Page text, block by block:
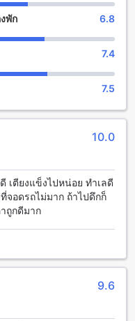
กทุกวัน ทำให้คุณได้พัก
ะเรียบร้อย
ทู เชียงราย ไนท์ บาร์ซา
ดเจ็ท โฮเทล มีสิ่งอำนวย
อดรถในสถานที่ ซึ่งสะดวก
ใช้บริการที่จอดรถได้ฟรี
ยงราย ไนท์ บาร์ซา บูติค
เจ็ท โฮเทล มีสิ่งอำนวย
ามเป็นส่วนตัวสำหรับผู้
ากาศที่สามารถควบคุม
ยังมีหนังสือพิมพ์รายวันที่
ารล่าสุดได้ สำหรับผู้ที่
าพัก โรงแรมมีเครื่องเป่า
มีมินิบาร์และตู้เย็นเพื่อให้
รสดไว้ในห้องพักได้
พัก 6.8
7.4
7.5
10.0
เตียงแข็งไปหน่อย ทำเลดี
จอดรถไม่มาก ถ้าไปดึกก็
ถูกดีมาก
9.6